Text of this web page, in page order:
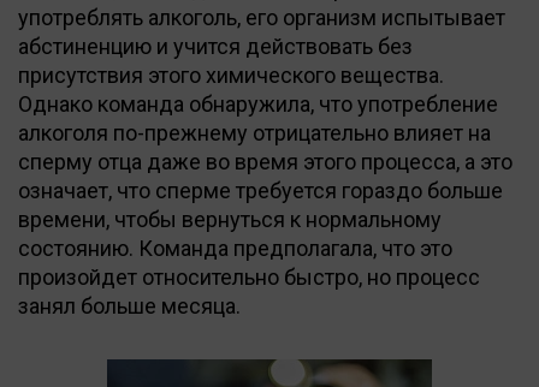
употреблять алкоголь, его организм испытывает
абстиненцию и учится действовать без
присутствия этого химического вещества.
Однако команда обнаружила, что употребление
алкоголя по-прежнему отрицательно влияет на
сперму отца даже во время этого процесса, а это
означает, что сперме требуется гораздо больше
времени, чтобы вернуться к нормальному
состоянию. Команда предполагала, что это
произойдет относительно быстро, но процесс
занял больше месяца.